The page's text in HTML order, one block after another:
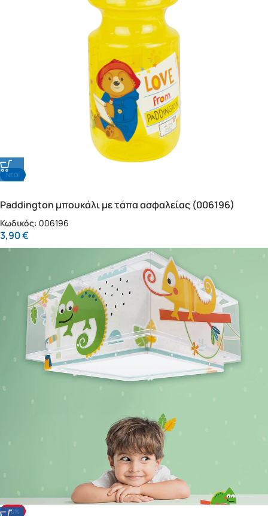
NΕΟ!
Paddington μπουκάλι με τάπα ασφαλείας (006196)
Κωδικός: 006196
3,90€
-10%